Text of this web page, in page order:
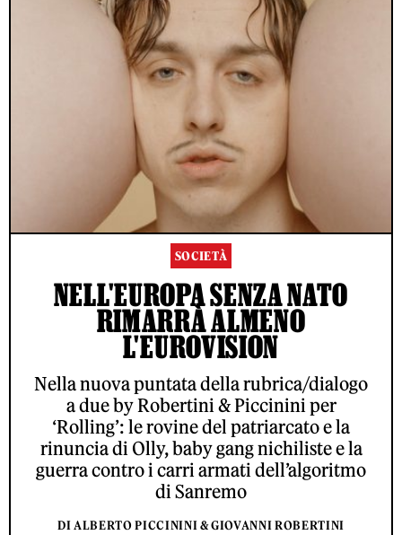
SOCIETÀ
NELL'EUROPA SENZA NATO
RIMARRÀ ALMENO
L'EUROVISION
Nella nuova puntata della rubrica/dialogo
a due by Robertini & Piccinini per
‘Rolling’: le rovine del patriarcato e la
rinuncia di Olly, baby gang nichiliste e la
guerra contro i carri armati dell’algoritmo
di Sanremo
DI ALBERTO PICCININI & GIOVANNI ROBERTINI